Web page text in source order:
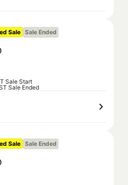
Sale Sale Ended
)
Sale Start
Sale Ended
Sale Sale Ended
)